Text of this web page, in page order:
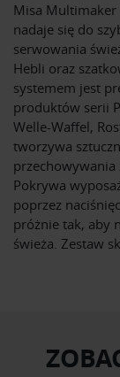
Misa
nadaje się do
serwowania
Hebli oraz
systemem jest
produktów serii
Welle-Waffel,
tworzywa
Pokrywa
poprzez
próżnie tak, aby
świeża. Zestaw